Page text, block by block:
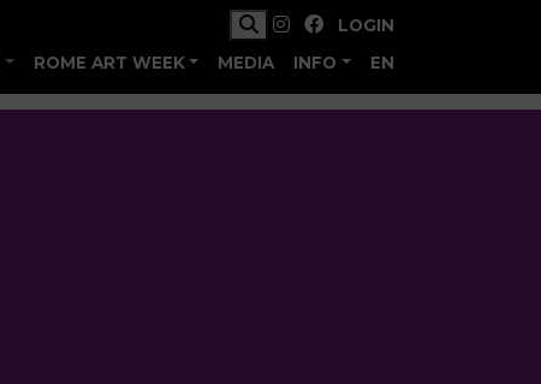
LOGIN
ROME ART WEEK MEDIA INFO EN